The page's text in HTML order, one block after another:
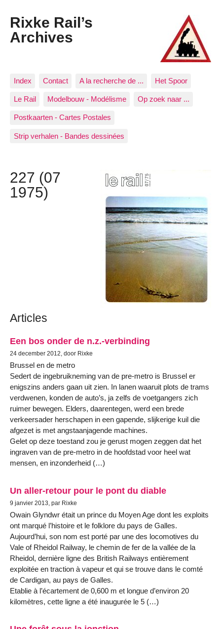
Rixke Rail’s
Archives
Index Contact A la recherche de ... Het Spoor
Le Rail Modelbouw - Modélisme Op zoek naar ...
Postkaarten - Cartes Postales
Strip verhalen - Bandes dessinées
227 (07
1975)
Articles
Een bos onder de n.z.-verbinding
24 december 2012, door Rixke
Brussel en de metro
Sedert de ingebruikneming van de pre-metro is Brussel er
enigszins anders gaan uit zien. In lanen waaruit plots de trams
verdwenen, konden de auto’s, ja zelfs de voetgangers zich
ruimer bewegen. Elders, daarentegen, werd een brede
verkeersader herschapen in een gapende, slijkerige kuil die
afgezet is met angstaanjagende machines.
Gelet op deze toestand zou je gerust mogen zeggen dat het
ingraven van de pre-metro in de hoofdstad voor heel wat
mensen, en inzonderheid (…)
Un aller-retour pour le pont du diable
9 janvier 2013, par Rixke
Owain Glyndwr était un prince du Moyen Age dont les exploits
ont marqué l’histoire et le folklore du pays de Galles.
Aujourd’hui, son nom est porté par une des locomotives du
Vale of Rheidol Railway, le chemin de fer de la vallée de la
Rheidol, dernière ligne des British Railways entièrement
exploitée en traction à vapeur et qui se trouve dans le comté
de Cardigan, au pays de Galles.
Etablie à l’écartement de 0,600 m et longue d’environ 20
kilomètres, cette ligne a été inaugurée le 5 (…)